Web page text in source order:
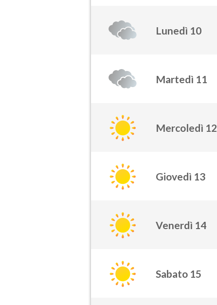
Lunedì 10
Martedì 11
Mercoledì 12
Giovedì 13
Venerdì 14
Sabato 15